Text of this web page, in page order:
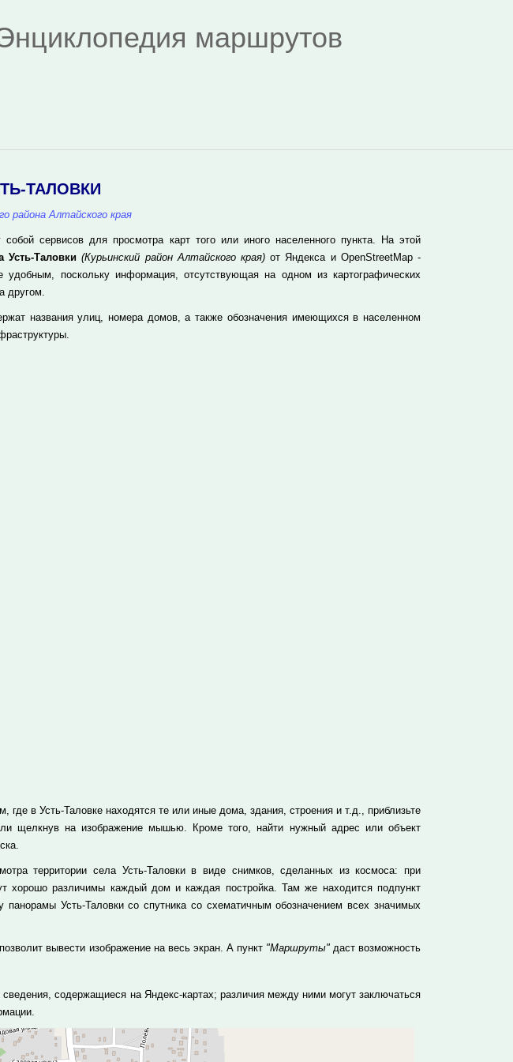
маршрутов
ТАЛОВКИ
района Алтайского края
сервисов для просмотра карт того или иного населенного пункта. На этой
Усть-Таловки (Курьинский район Алтайского края)от Яндекса и OpenStreetMap -
удобным, поскольку информация, отсутствующая на одном из картографических
другом.
названия улиц, номера домов, а также обозначения имеющихся в населенном
в Усть-Таловке находятся те или иные дома, здания, строения и т.д., приблизьте
щелкнув на изображение мышью. Кроме того, найти нужный адрес или объект
территории села Усть-Таловки в виде снимков, сделанных из космоса: при
хорошо различимы каждый дом и каждая постройка. Там же находится подпункт
панорамы Усть-Таловки со спутника со схематичным обозначением всех значимых
вывести изображение на весь экран. А пункт "Маршруты"даст возможность
сведения, содержащиеся на Яндекс-картах; различия между ними могут заключаться